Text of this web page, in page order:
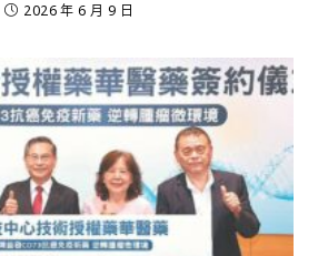
2026 年 6 月 9 日